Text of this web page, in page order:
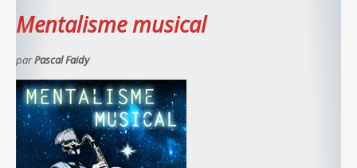
Mentalisme musical
parPascal Faidy